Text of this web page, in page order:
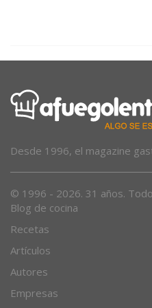
Desde 1996, el magazine
© 1996 - 2026. 31 años.
Blog de cocina
Recetas
Artículos
Autores
Empresas